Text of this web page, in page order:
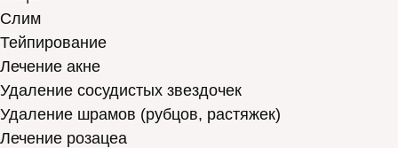
Слим
Тейпирование
Лечение акне
Удаление сосудистых звездочек
Удаление шрамов (рубцов, растяжек)
Лечение розацеа